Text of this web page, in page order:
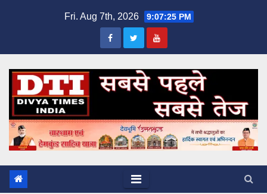
Fri. Aug 7th, 2026 9:07:25 PM